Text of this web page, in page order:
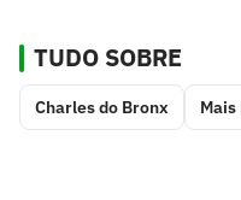
TUDO SOBRE
Charles do Bronx Mais